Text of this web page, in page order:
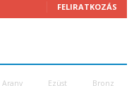
FELIRATKOZÁS
Arany Ezüst Bronz